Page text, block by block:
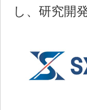
し、研究開